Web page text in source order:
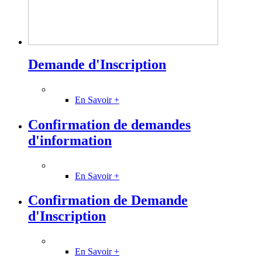
Demande d'Inscription
En Savoir +
Confirmation de demandes
d'information
En Savoir +
Confirmation de Demande
d'Inscription
En Savoir +